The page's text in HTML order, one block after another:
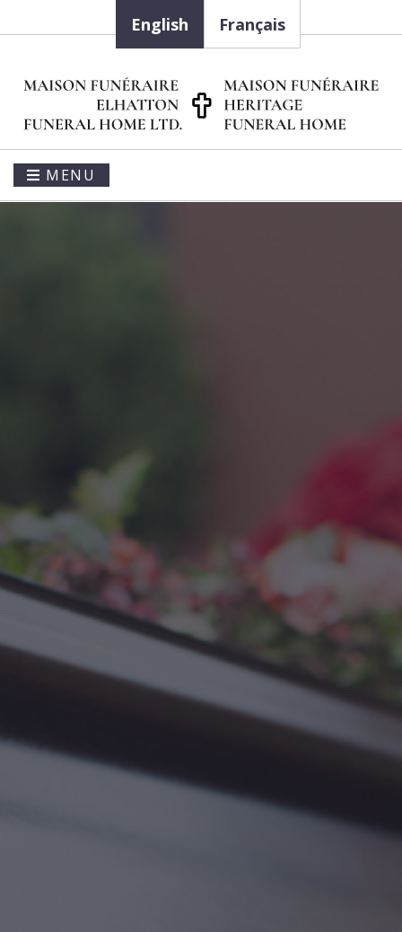
English Français
MENU